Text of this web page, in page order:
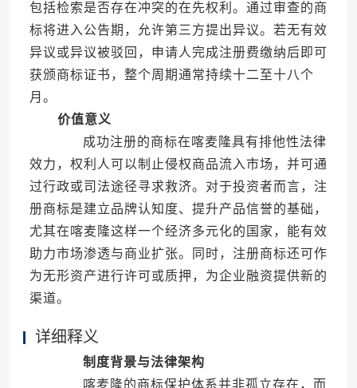
包括检索是否存在冲突的在先权利。通过审查的商
标将进入公告期，允许第三方提出异议。若无有效
异议或异议被驳回，申请人完成注册费缴纳后即可
获颁商标证书，整个周期通常持续十二至十八个
月。
价值意义
成功注册的商标在喀麦隆具有排他性法律
效力，权利人可以制止侵权商品流入市场，并可通
过行政或司法途径寻求救济。对于投资者而言，注
册商标是建立品牌认知度、提升产品信誉的基础，
尤其在喀麦隆这样一个经济多元化的国家，能有效
助力市场渗透与商业扩张。同时，注册商标还可作
为无形资产进行许可或质押，为企业融资提供新的
渠道。
详细释义
制度背景与法律架构
喀麦隆的商标保护体系并非孤立存在，而